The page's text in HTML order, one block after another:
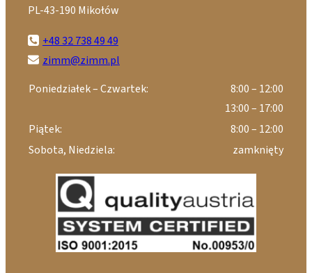
PL-43-190 Mikołów
+48 32 738 49 49
zimm@zimm.pl
Poniedziałek – Czwartek:
8:00 – 12:00
13:00 – 17:00
Piątek:
8:00 – 12:00
Sobota, Niedziela:
zamknięty